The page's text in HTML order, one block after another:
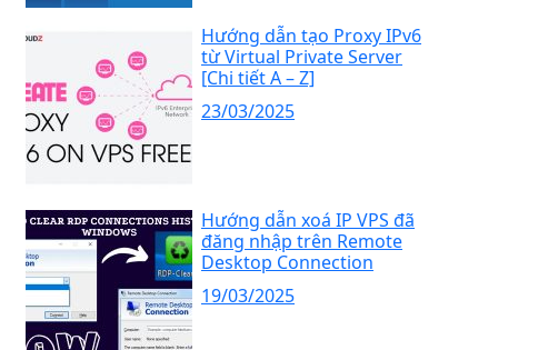
Hướng dẫn tạo Proxy IPv6
từ Virtual Private Server
[Chi tiết A – Z]
23/03/2025
Hướng dẫn xoá IP VPS đã
đăng nhập trên Remote
Desktop Connection
19/03/2025